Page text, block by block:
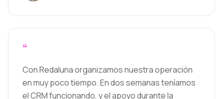
“
Con Redaluna organizamos nuestra operación
en muy poco tiempo. En dos semanas teníamos
el CRM funcionando, y el apoyo durante la